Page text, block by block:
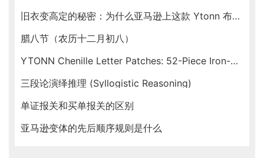
旧衣变高定的秘密：为什么亚马逊上这款 Ytonn 布贴让手工达人们人手一套？
腊八节（农历十二月初八）
YTONN Chenille Letter Patches: 52-Piece Iron-On Varsity Alphabet Set for DIY Clothing Customization
三段论演绎推理 (Syllogistic Reasoning)
单证报关和买单报关的区别
亚马逊变体的先后顺序规则是什么